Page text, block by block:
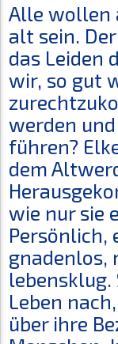
Alle wollen
alt sein.
das Leiden
wir, so gut
werden
führen?
dem
wie nur sie
Persönlich,
gnadenlos,
lebensklug.
Leben
über ihre